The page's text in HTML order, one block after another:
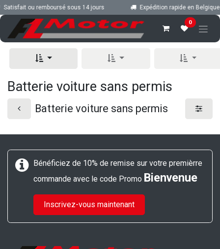
Se rendre au contenu
Satisfait ou remboursé sous 14 jours Expédition rapide en Belgique
0
Batterie voiture sans permis
Batterie voiture sans permis
Bénéficiez de 10% de remise sur votre premièrre
commande avec le code Promo Bienvenue
Inscrivez-vous maintenant